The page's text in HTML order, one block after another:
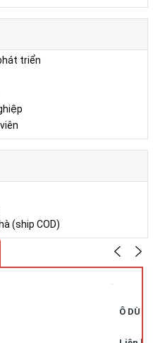
triển
(ship COD)
Ô DÙ